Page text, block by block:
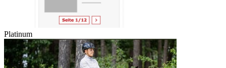
Platinum